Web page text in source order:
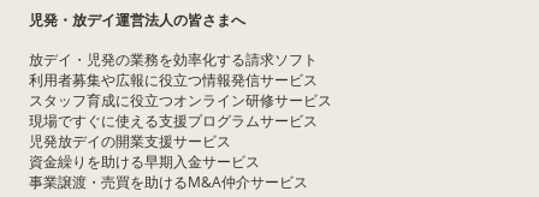
児発・放デイ運営法人の皆さまへ
放デイ・児発の業務を効率化する請求ソフト
利用者募集や広報に役立つ情報発信サービス
スタッフ育成に役立つオンライン研修サービス
現場ですぐに使える支援プログラムサービス
児発放デイの開業支援サービス
資金繰りを助ける早期入金サービス
事業譲渡・売買を助けるM&A仲介サービス